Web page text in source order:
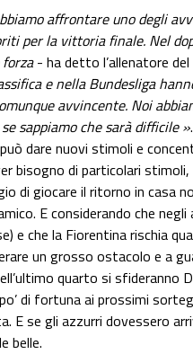
affrontare uno degli
per la vittoria finale. Nel
- ha detto l’allenatore
e nella Bundesliga
avvincente. Noi
sappiamo che sarà difficile »
dare nuovi stimoli e
bisogno di particolari
di giocare il ritorno in casa
E considerando che
e che la Fiorentina rischia
un grosso ostacolo e a
quarto si sfideranno
di fortuna ai prossimi
E se gli azzurri dovessero
belle.